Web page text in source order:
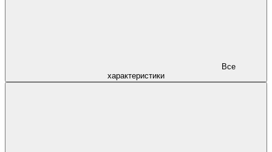
характеристики